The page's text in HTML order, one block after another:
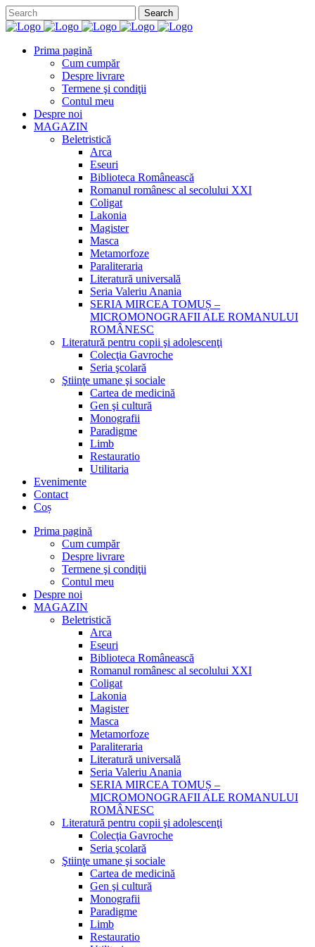
Prima pagină
Cum cumpăr
Despre livrare
Termene şi condiţii
Contul meu
Despre noi
MAGAZIN
Beletristică
Arca
Eseuri
Biblioteca Românească
Romanul românesc al secolului XXI
Coligat
Lakonia
Magister
Masca
Metamorfoze
Paraliteraria
Literatură universală
Seria Valeriu Anania
SERIA MIRCEA TOMUȘ –
MICROMONOGRAFII ALE ROMANULUI
ROMÂNESC
Literatură pentru copii şi adolescenţi
Colecţia Gavroche
Seria şcolară
Ştiinţe umane şi sociale
Cartea de medicină
Gen şi cultură
Monografii
Paradigme
Limb
Restauratio
Utilitaria
Evenimente
Contact
Coș
Prima pagină
Cum cumpăr
Despre livrare
Termene şi condiţii
Contul meu
Despre noi
MAGAZIN
Beletristică
Arca
Eseuri
Biblioteca Românească
Romanul românesc al secolului XXI
Coligat
Lakonia
Magister
Masca
Metamorfoze
Paraliteraria
Literatură universală
Seria Valeriu Anania
SERIA MIRCEA TOMUȘ –
MICROMONOGRAFII ALE ROMANULUI
ROMÂNESC
Literatură pentru copii şi adolescenţi
Colecţia Gavroche
Seria şcolară
Ştiinţe umane şi sociale
Cartea de medicină
Gen şi cultură
Monografii
Paradigme
Limb
Restauratio